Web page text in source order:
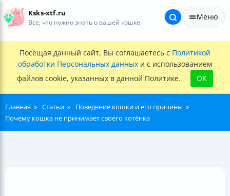
Ksks-xtf.ru
Все, что нужно знать о вашей кошке
Меню
Посещая данный сайт, Вы соглашаетесь с Политикой
обработки Персональных данных и с использованием
файлов cookie, указанных в данной Политике.
OK
Главная Статьи
Поведение кошки и его причины
Почему кошка не принимает своего котёнка